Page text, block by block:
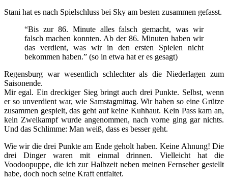
Stani hat es nach Spielschluss bei Sky am besten zusammen gefasst.
“Bis zur 86. Minute alles falsch gemacht, was wir
falsch machen konnten. Ab der 86. Minuten haben wir
das verdient, was wir in den ersten Spielen nicht
bekommen haben.” (so in etwa hat er es gesagt)
Regensburg war wesentlich schlechter als die Niederlagen zum
Saisonende.
Mir egal. Ein dreckiger Sieg bringt auch drei Punkte. Selbst, wenn
er so unverdient war, wie Samstagmittag. Wir haben so eine Grütze
zusammen gespielt, das geht auf keine Kuhhaut. Kein Pass kam an,
kein Zweikampf wurde angenommen, nach vorne ging gar nichts.
Und das Schlimme: Man weiß, dass es besser geht.
Wie wir die drei Punkte am Ende geholt haben. Keine Ahnung! Die
drei Dinger waren mit einmal drinnen. Vielleicht hat die
Voodoopuppe, die ich zur Halbzeit neben meinen Fernseher gestellt
habe, doch noch seine Kraft entfaltet.